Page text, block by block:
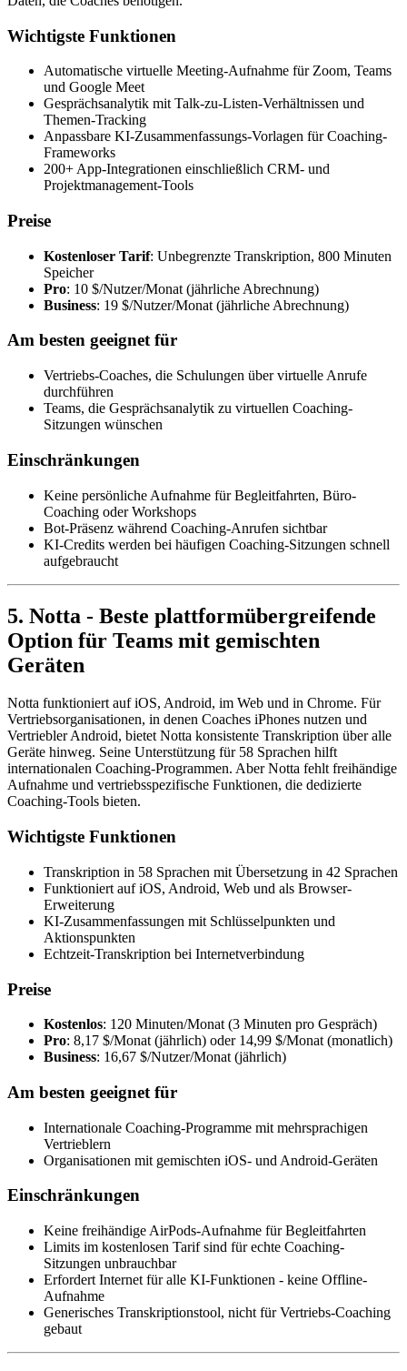
Wichtigste Funktionen
Automatische virtuelle Meeting-Aufnahme für Zoom, Teams
und Google Meet
Gesprächsanalytik mit Talk-zu-Listen-Verhältnissen und
Themen-Tracking
Anpassbare KI-Zusammenfassungs-Vorlagen für Coaching-
Frameworks
200+ App-Integrationen einschließlich CRM- und
Projektmanagement-Tools
Preise
Kostenloser Tarif: Unbegrenzte Transkription, 800 Minuten
Speicher
Pro: 10 $/Nutzer/Monat (jährliche Abrechnung)
Business: 19 $/Nutzer/Monat (jährliche Abrechnung)
Am besten geeignet für
Vertriebs-Coaches, die Schulungen über virtuelle Anrufe
durchführen
Teams, die Gesprächsanalytik zu virtuellen Coaching-
Sitzungen wünschen
Einschränkungen
Keine persönliche Aufnahme für Begleitfahrten, Büro-
Coaching oder Workshops
Bot-Präsenz während Coaching-Anrufen sichtbar
KI-Credits werden bei häufigen Coaching-Sitzungen schnell
aufgebraucht
5. Notta - Beste plattformübergreifende
Option für Teams mit gemischten
Geräten
Notta funktioniert auf iOS, Android, im Web und in Chrome. Für
Vertriebsorganisationen, in denen Coaches iPhones nutzen und
Vertriebler Android, bietet Notta konsistente Transkription über alle
Geräte hinweg. Seine Unterstützung für 58 Sprachen hilft
internationalen Coaching-Programmen. Aber Notta fehlt freihändige
Aufnahme und vertriebsspezifische Funktionen, die dedizierte
Coaching-Tools bieten.
Wichtigste Funktionen
Transkription in 58 Sprachen mit Übersetzung in 42 Sprachen
Funktioniert auf iOS, Android, Web und als Browser-
Erweiterung
KI-Zusammenfassungen mit Schlüsselpunkten und
Aktionspunkten
Echtzeit-Transkription bei Internetverbindung
Preise
Kostenlos: 120 Minuten/Monat (3 Minuten pro Gespräch)
Pro: 8,17 $/Monat (jährlich) oder 14,99 $/Monat (monatlich)
Business: 16,67 $/Nutzer/Monat (jährlich)
Am besten geeignet für
Internationale Coaching-Programme mit mehrsprachigen
Vertrieblern
Organisationen mit gemischten iOS- und Android-Geräten
Einschränkungen
Keine freihändige AirPods-Aufnahme für Begleitfahrten
Limits im kostenlosen Tarif sind für echte Coaching-
Sitzungen unbrauchbar
Erfordert Internet für alle KI-Funktionen - keine Offline-
Aufnahme
Generisches Transkriptionstool, nicht für Vertriebs-Coaching
gebaut